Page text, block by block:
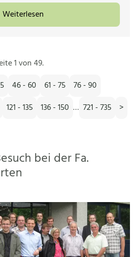
Weiterlesen
1 von 49.
46 - 60 61 - 75
76 - 90
121 - 135 136 - 150 … 721 - 735
>
bei der Fa.